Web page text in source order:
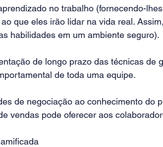
no trabalho (fornecendo-
que eles irão lidar na vida real.
habilidades em um ambiente seguro).
de longo prazo das técnicas de
de toda uma equipe.
de negociação ao conhecimento do
vendas pode oferecer aos